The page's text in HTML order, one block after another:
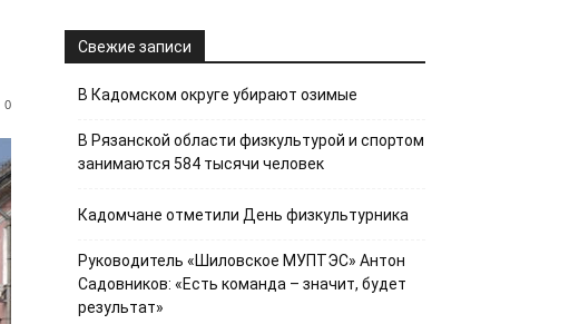
0
Свежие записи
В Кадомском округе убирают озимые
В Рязанской области физкультурой и спортом
занимаются 584 тысячи человек
Кадомчане отметили День физкультурника
Руководитель «Шиловское МУПТЭС» Антон
Садовников: «Есть команда – значит, будет
результат»